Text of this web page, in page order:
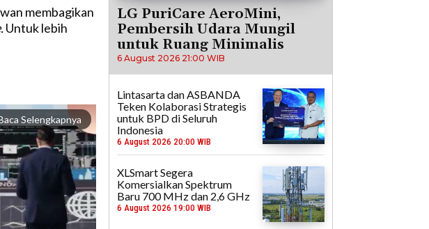
membagikan
Untuk lebih
Selengkapnya
LG PuriCare AeroMini,
Pembersih Udara Mungil
untuk Ruang Minimalis
6 August 2026 21:00 WIB
Lintasarta dan ASBANDA
Teken Kolaborasi Strategis
untuk BPD di Seluruh
Indonesia
6 August 2026 20:00 WIB
XLSmart Segera
Komersialkan Spektrum
Baru 700 MHz dan 2,6 GHz
6 August 2026 19:00 WIB